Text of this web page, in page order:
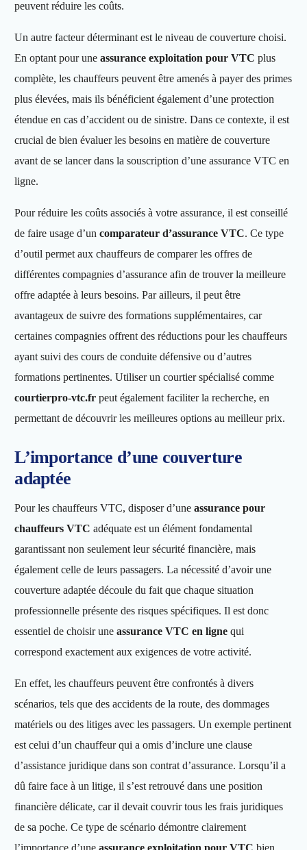
peuvent réduire les coûts.
Un autre facteur déterminant est le niveau de couverture choisi.
En optant pour uneassurance exploitation pour VTC plus
complète, les chauffeurs peuvent être amenés à payer des primes
plus élevées, mais ils bénéficient également d’une protection
étendue en cas d’accident ou de sinistre. Dans ce contexte, il est
crucial de bien évaluer les besoins en matière de couverture
avant de se lancer dans la souscription d’une assurance VTC en
ligne.
Pour réduire les coûts associés à votre assurance, il est conseillé
de faire usage d’uncomparateur d’assurance VTC. Ce type
d’outil permet aux chauffeurs de comparer les offres de
différentes compagnies d’assurance afin de trouver la meilleure
offre adaptée à leurs besoins. Par ailleurs, il peut être
avantageux de suivre des formations supplémentaires, car
certaines compagnies offrent des réductions pour les chauffeurs
ayant suivi des cours de conduite défensive ou d’autres
formations pertinentes. Utiliser un courtier spécialisé comme
courtierpro-vtc.fr peut également faciliter la recherche, en
permettant de découvrir les meilleures options au meilleur prix.
L’importance d’une couverture
adaptée
Pour les chauffeurs VTC, disposer d’uneassurance pour
chauffeurs VTC adéquate est un élément fondamental
garantissant non seulement leur sécurité financière, mais
également celle de leurs passagers. La nécessité d’avoir une
couverture adaptée découle du fait que chaque situation
professionnelle présente des risques spécifiques. Il est donc
essentiel de choisir uneassurance VTC en ligne qui
correspond exactement aux exigences de votre activité.
En effet, les chauffeurs peuvent être confrontés à divers
scénarios, tels que des accidents de la route, des dommages
matériels ou des litiges avec les passagers. Un exemple pertinent
est celui d’un chauffeur qui a omis d’inclure une clause
d’assistance juridique dans son contrat d’assurance. Lorsqu’il a
dû faire face à un litige, il s’est retrouvé dans une position
financière délicate, car il devait couvrir tous les frais juridiques
de sa poche. Ce type de scénario démontre clairement